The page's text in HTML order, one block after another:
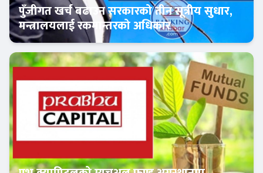
Banner News
पुँजीगत खर्च बढाउन सरकारको तीन सूत्रीय सुधार,
मन्त्रालयलाई रकमान्तरको अधिकार